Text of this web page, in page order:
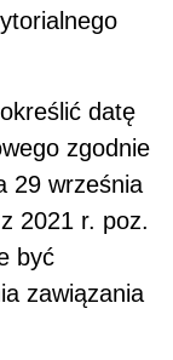
datę
zgodnie
29 września
2021 r. poz.
być
zawiązania